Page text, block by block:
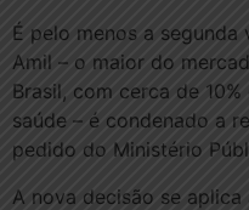
É pelo menos a
Amil – o maior do
Brasil, com cerca de
saúde – é condenado a
pedido do Ministério
A nova decisão se